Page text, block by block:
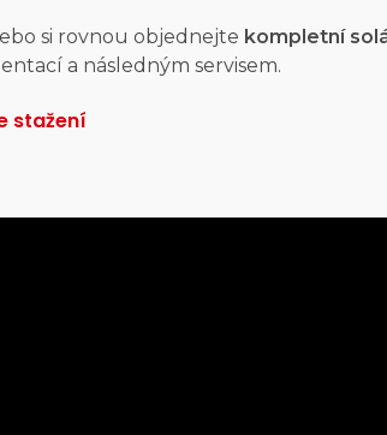
si rovnou objednejte kompletní
a následným servisem.
stažení